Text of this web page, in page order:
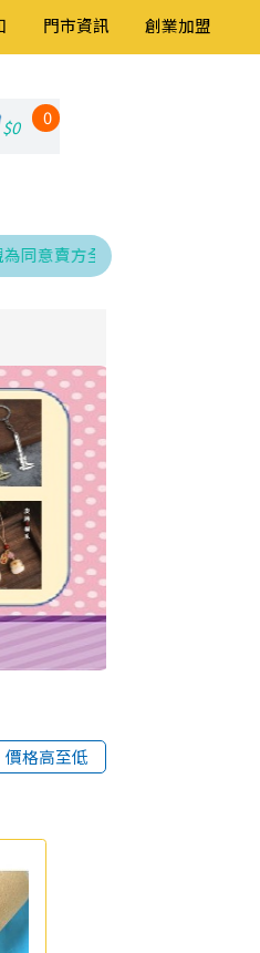
門市資訊 創業加盟
$0 0
全權處理發票、折讓與銷貨退回
價格高至低